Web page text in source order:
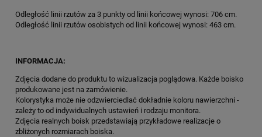
Odległość linii rzutów za 3 punkty od linii końcowej wynosi: 706 cm.
Odległość linii rzutów osobistych od linii końcowej wynosi: 463 cm.
INFORMACJA:
Zdjęcia dodane do produktu to wizualizacja poglądowa. Każde boisko
produkowane jest na zamówienie.
Kolorystyka może nie odzwierciedlać dokładnie koloru nawierzchni -
zależy to od indywidualnych ustawień i rodzaju monitora.
Zdjęcia realnych boisk przedstawiają przykładowe realizacje o
zbliżonych rozmiarach boiska.